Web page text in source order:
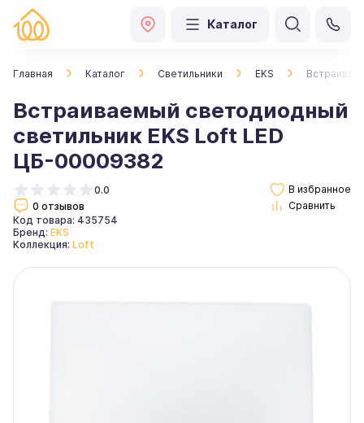
Каталог
Главная Каталог Светильники EKS
Встраиваемый светодиодный
светильник EKS Loft LED
ЦБ-00009382
0.0
0 отзывов
Код товара: 435754
Бренд: EKS
Коллекция: Loft